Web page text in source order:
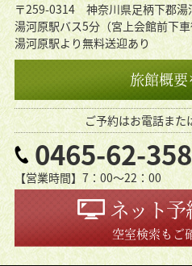
〒259-0314 神奈川県足柄下郡湯
湯河原駅バス5分（宮上会館前下
湯河原駅より無料送迎あり
旅館概要
ご予約はお電話また
0465-62-
【営業時間】7：00〜22：00
ネット予
空室検索もご